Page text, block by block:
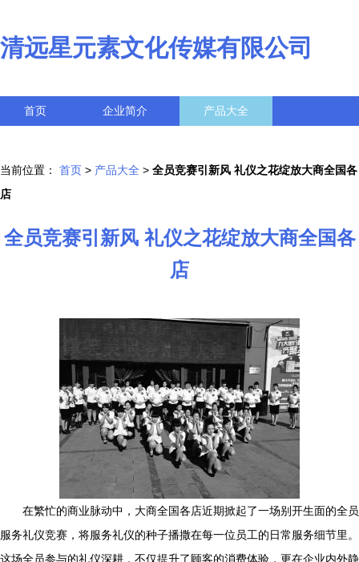
清远星元素文化传媒有限公司
首页 企业简介 产品大全
当前位置： 首页 > 产品大全 > 全员竞赛引新风 礼仪之花绽放大商全国各
店
全员竞赛引新风 礼仪之花绽放大商全国各
店
在繁忙的商业脉动中，大商全国各店近期掀起了一场别开生面的全员
服务礼仪竞赛，将服务礼仪的种子播撒在每一位员工的日常服务细节里。
这场全员参与的礼仪深耕，不仅提升了顾客的消费体验，更在企业内外静